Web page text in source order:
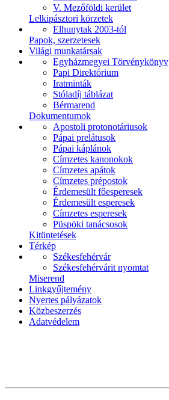
V. Mezőföldi kerület
Lelkipásztori körzetek
Elhunytak 2003-tól
Papok, szerzetesek
Világi munkatársak
Egyházmegyei Törvénykönyv
Papi Direktórium
Iratminták
Stóladíj táblázat
Bérmarend
Dokumentumok
Apostoli protonotáriusok
Pápai prelátusok
Pápai káplánok
Címzetes kanonokok
Címzetes apátok
Címzetes prépostok
Érdemesült főesperesek
Érdemesült esperesek
Címzetes esperesek
Püspöki tanácsosok
Kitüntetések
Térkép
Székesfehérvár
Székesfehérvárit nyomtat
Miserend
Linkgyűjtemény
Nyertes pályázatok
Közbeszerzés
Adatvédelem